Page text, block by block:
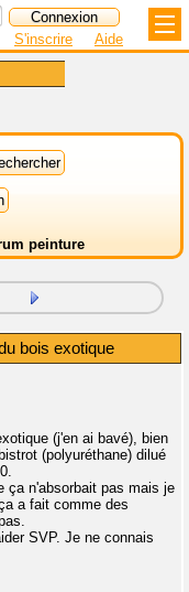
S'inscrire Aide
peinture
bois exotique
(j'en ai bavé), bien
(polyuréthane) dilué
ça n'absorbait pas mais je
a fait comme des
SVP. Je ne connais